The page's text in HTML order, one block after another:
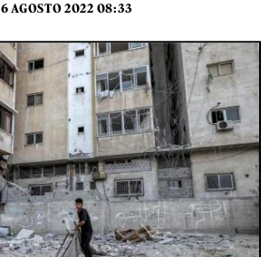
6 AGOSTO 2022 08:33